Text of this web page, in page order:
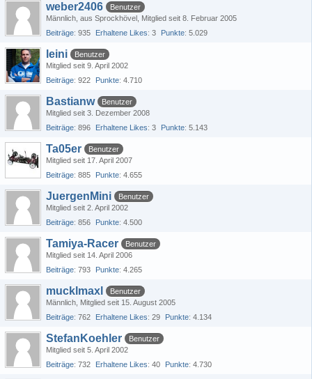
weber2406
Benutzer
Männlich aus Sprockhövel Mitglied seit 8. Februar 2005
Beiträge 935 Erhaltene Likes 3 Punkte 5.029
leini
Benutzer
Mitglied seit 9. April 2002
Beiträge 922 Punkte 4.710
Bastianw
Benutzer
Mitglied seit 3. Dezember 2008
Beiträge 896 Erhaltene Likes 3 Punkte 5.143
Ta05er
Benutzer
Mitglied seit 17. April 2007
Beiträge 885 Punkte 4.655
JuergenMini
Benutzer
Mitglied seit 2. April 2002
Beiträge 856 Punkte 4.500
Tamiya-Racer
Benutzer
Mitglied seit 14. April 2006
Beiträge 793 Punkte 4.265
mucklmaxl
Benutzer
Männlich Mitglied seit 15. August 2005
Beiträge 762 Erhaltene Likes 29 Punkte 4.134
StefanKoehler
Benutzer
Mitglied seit 5. April 2002
Beiträge 732 Erhaltene Likes 40 Punkte 4.730